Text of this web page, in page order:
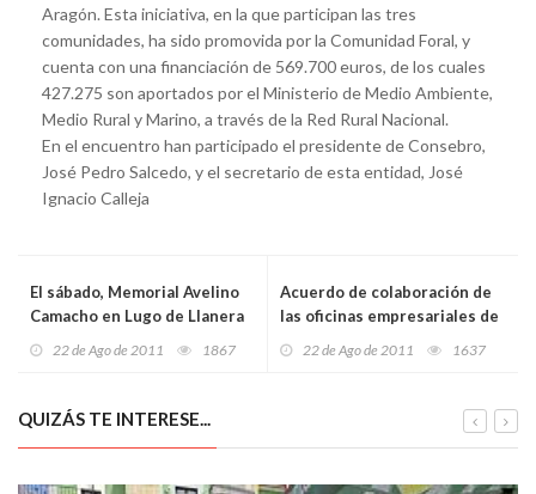
Aragón. Esta iniciativa, en la que participan las tres
comunidades, ha sido promovida por la Comunidad Foral, y
cuenta con una financiación de 569.700 euros, de los cuales
427.275 son aportados por el Ministerio de Medio Ambiente,
Medio Rural y Marino, a través de la Red Rural Nacional.
En el encuentro han participado el presidente de Consebro,
José Pedro Salcedo, y el secretario de esta entidad, José
Ignacio Calleja
El sábado, Memorial Avelino
Camacho en Lugo de Llanera
22 de Ago de 2011 1867
Acuerdo de colaboración de
las oficinas empresariales de
22 de Ago de 2011 1637
QUIZÁS TE INTERESE...